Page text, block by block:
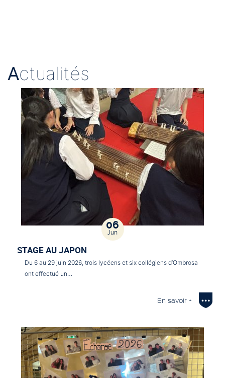
Actualités
06
Jun
STAGE AU JAPON
Du 6 au 29 juin 2026, trois lycéens et six collégiens d’Ombrosa
ont effectué un…
En savoir +